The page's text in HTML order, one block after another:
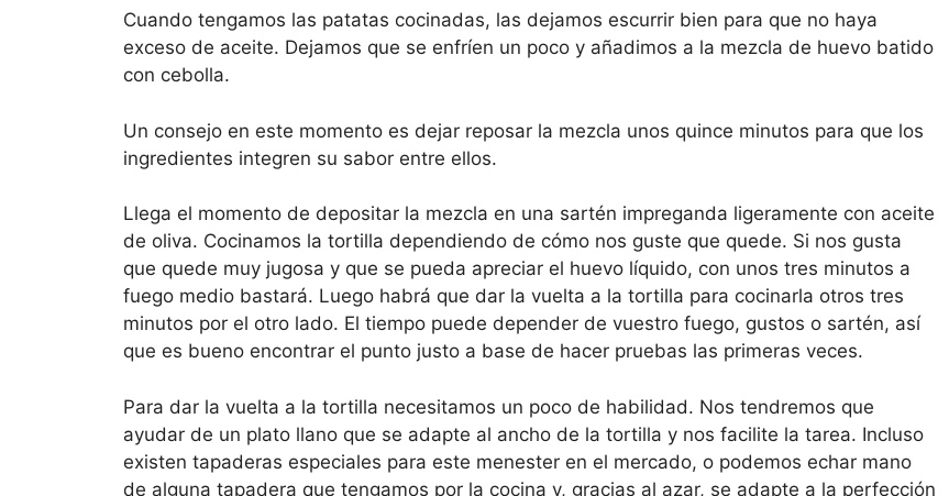
Cuando tengamos las patatas cocinadas, las dejamos escurrir bien para que no haya
exceso de aceite. Dejamos que se enfríen un poco y añadimos a la mezcla de huevo batido
con cebolla.
Un consejo en este momento es dejar reposar la mezcla unos quince minutos para que los
ingredientes integren su sabor entre ellos.
Llega el momento de depositar la mezcla en una sartén impreganda ligeramente con aceite
de oliva. Cocinamos la tortilla dependiendo de cómo nos guste que quede. Si nos gusta
que quede muy jugosa y que se pueda apreciar el huevo líquido, con unos tres minutos a
fuego medio bastará. Luego habrá que dar la vuelta a la tortilla para cocinarla otros tres
minutos por el otro lado. El tiempo puede depender de vuestro fuego, gustos o sartén, así
que es bueno encontrar el punto justo a base de hacer pruebas las primeras veces.
Para dar la vuelta a la tortilla necesitamos un poco de habilidad. Nos tendremos que
ayudar de un plato llano que se adapte al ancho de la tortilla y nos facilite la tarea. Incluso
existen tapaderas especiales para este menester en el mercado, o podemos echar mano
de alguna tapadera que tengamos por la cocina y, gracias al azar, se adapte a la perfección